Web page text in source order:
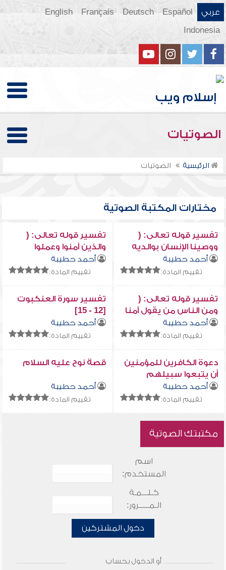
عربي Español
Deutsch
Français
English
Indonesia
الصوتيات
الرئيسية الصوتيات
مختارات المكتبة الصوتية
تفسير قوله تعالى: (
ووصينا الإنسان بوالديه
...)أحمد حطيبة
تقييم المادة:
تفسير قوله تعالى: (
والذين آمنوا وعملوا
الصالحات ...)
أحمد حطيبة
تقييم المادة:
تفسير قوله تعالى: (
ومن الناس من يقول آمنا
بالله ... )
أحمد حطيبة
تقييم المادة:
تفسير سورة العنكبوت
[12 - 15]
أحمد حطيبة
تقييم المادة:
دعوة الكافرين للمؤمنين
أن يتبعوا سبيلهم
أحمد حطيبة
تقييم المادة:
قصة نوح عليه السلام
أحمد حطيبة
تقييم المادة:
مكتبتك الصوتية
اسم
المستخدم:
كـلـــمـة
الـمـــــرور:
دخول المشتركين
أو الدخول بحساب